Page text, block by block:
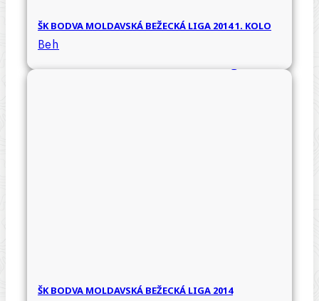
ŠK BODVA MOLDAVSKÁ BEŽECKÁ LIGA 2014 1. KOLO
Beh
ŠK BODVA MOLDAVSKÁ BEŽECKÁ LIGA 2014